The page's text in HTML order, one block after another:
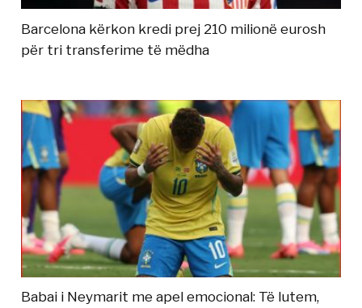
Barcelona kërkon kredi prej 210 milionë eurosh
për tri transferime të mëdha
Babai i Neymarit me apel emocional: Të lutem,